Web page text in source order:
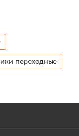
переходные